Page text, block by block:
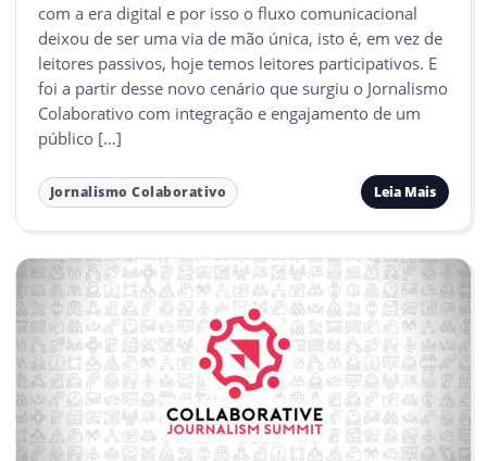
com a era digital e por isso o fluxo comunicacional
deixou de ser uma via de mão única, isto é, em vez de
leitores passivos, hoje temos leitores participativos. E
foi a partir desse novo cenário que surgiu o Jornalismo
Colaborativo com integração e engajamento de um
público […]
Jornalismo Colaborativo Leia Mais